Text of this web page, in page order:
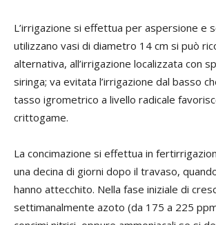
L’irrigazione si effettua per aspersione e
utilizzano vasi di diametro 14 cm si può
alternativa, all’irrigazione localizzata con
siringa; va evitata l’irrigazione dal basso
tasso igrometrico a livello radicale
crittogame.
La concimazione si effettua in
una decina di giorni dopo il travaso,
hanno attecchito. Nella fase iniziale di
settimanalmente azoto (da 175 a 225